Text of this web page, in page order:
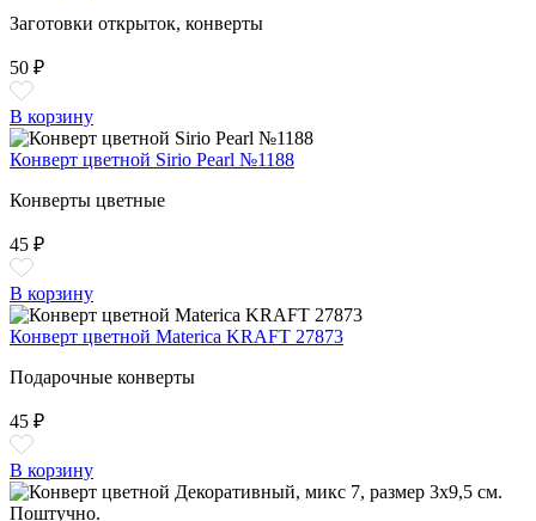
Заготовки открыток, конверты
50 ₽
В корзину
Конверт цветной Sirio Pearl №1188
Конверты цветные
45 ₽
В корзину
Конверт цветной Materica KRAFT 27873
Подарочные конверты
45 ₽
В корзину